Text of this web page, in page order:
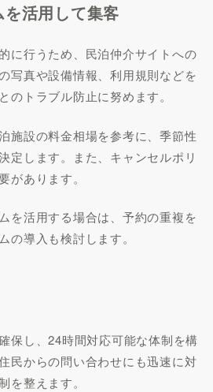
活用して集客
に行うため、民泊仲介サイトへの
写真や設備情報、利用規則などを
のトラブル防止に努めます。
施設の料金相場を参考に、季節性
定します。また、キャンセルポリ
があります。
を活用する場合は、予約の重複を
の導入も検討します。
保し、24時間対応可能な体制を構
民からの問い合わせにも迅速に対
を整えます。